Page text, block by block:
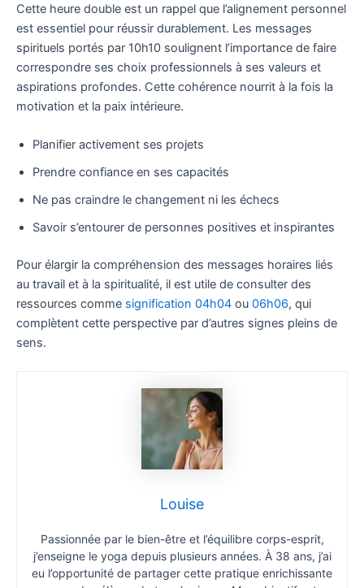
Cette heure double est un rappel que l’alignement personnel
est essentiel pour réussir durablement. Les messages
spirituels portés par 10h10 soulignent l’importance de faire
correspondre ses choix professionnels à ses valeurs et
aspirations profondes. Cette cohérence nourrit à la fois la
motivation et la paix intérieure.
Planifier activement ses projets
Prendre confiance en ses capacités
Ne pas craindre le changement ni les échecs
Savoir s’entourer de personnes positives et inspirantes
Pour élargir la compréhension des messages horaires liés
au travail et à la spiritualité, il est utile de consulter des
ressources comme signification 04h04 ou 06h06, qui
complètent cette perspective par d’autres signes pleins de
sens.
Louise
Passionnée par le bien-être et l’équilibre corps-esprit,
j’enseigne le yoga depuis plusieurs années. À 38 ans, j’ai
eu l’opportunité de partager cette pratique enrichissante